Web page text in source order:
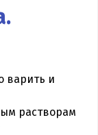
варить и
растворам